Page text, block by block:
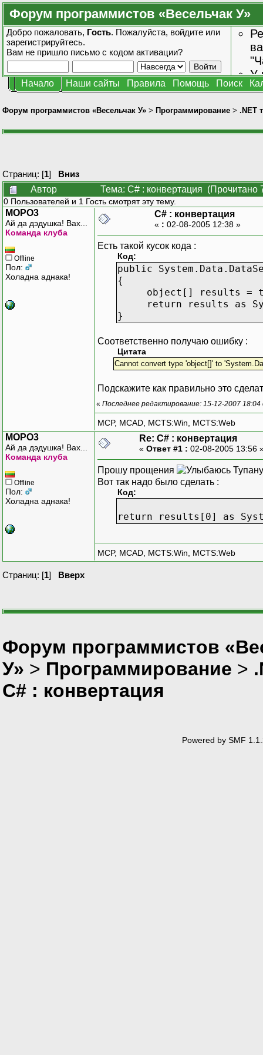
Форум программистов «Весельчак У»
Добро пожаловать, Гость. Пожалуйста, войдите или
зарегистрируйтесь.
Вам не пришло письмо с кодом активации?
У
Начало Наши сайты Правила Помощь Поиск
Форум программистов «Весельчак У» > Программирование > .NET
Страниц: [1] Вниз
Автор
Тема: C# : конвертация (Прочитано
0 Пользователей и 1 Гость смотрят эту тему.
MOPO3
Ай да дэдушка! Вах...
Команда клуба
Offline
Пол:
Холадна аднака!
C# : конвертация
« : 02-08-2005 12:38 »
Есть такой кусок кода :
Код:
public
{
object[] results =
return results as
}
Соответственно получаю ошибку :
Цитата
Cannot convert type 'object[]' to
Подскажите как правильно это
« Последнее редактирование: 15-12-2007
MCP, MCAD, MCTS:Win, MCTS:Web
MOPO3
Ай да дэдушка! Вах...
Команда клуба
Offline
Пол:
Холадна аднака!
Re: C# : конвертация
« Ответ #1 : 02-08-2005 13:56
Прошу прощения
Вот так надо было сделать :
Код:
return results[0] as
MCP, MCAD, MCTS:Win, MCTS:Web
Страниц: [1] Вверх
Форум программистов
У» > Программирование >
C# : конвертация
Powered by SMF